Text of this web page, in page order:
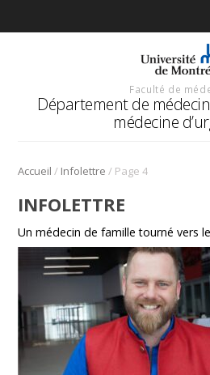
Faculté de
Département de
médecine
Accueil / Infolettre / Page 4
INFOLETTRE
Un médecin de famille tourné vers